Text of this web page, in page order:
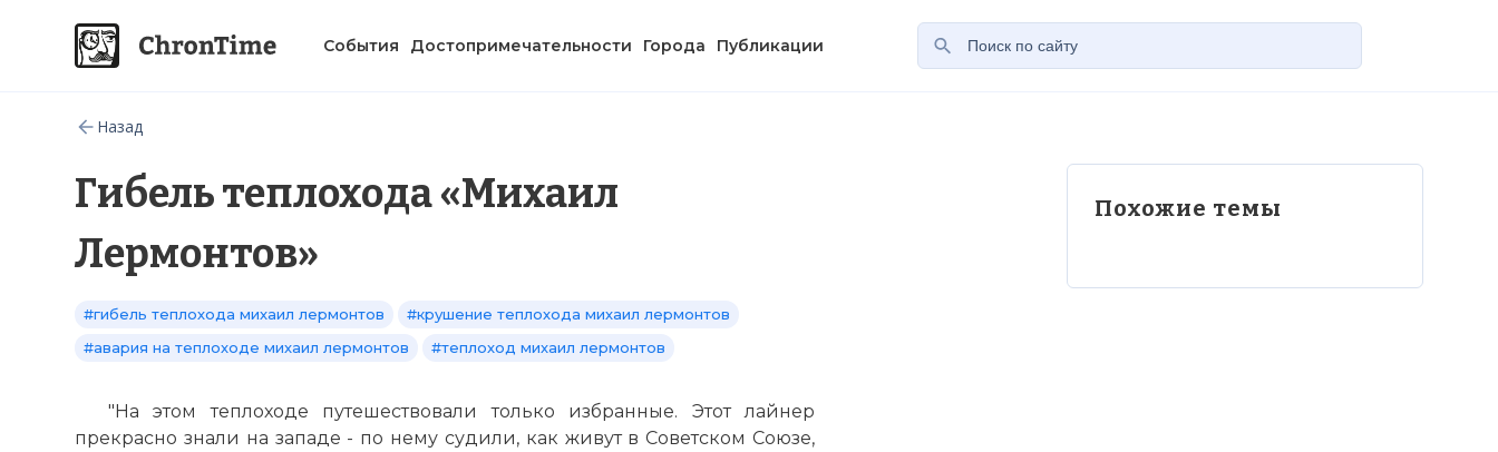
События Достопримечательности Города Публикации
Назад
Гибель теплохода «Михаил
Лермонтов»
#гибель теплохода михаил лермонтов
#крушение теплохода михаил лермонтов
#авария на теплоходе михаил лермонтов
#теплоход михаил лермонтов
"На этом теплоходе путешествовали только избранные. Этот лайнер
прекрасно знали на западе - по нему судили, как живут в Советском Союзе,
Похожие темы